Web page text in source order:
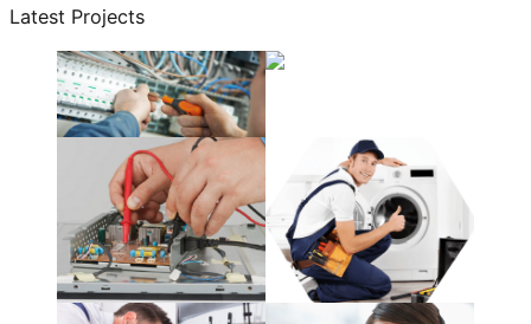
Latest Projects